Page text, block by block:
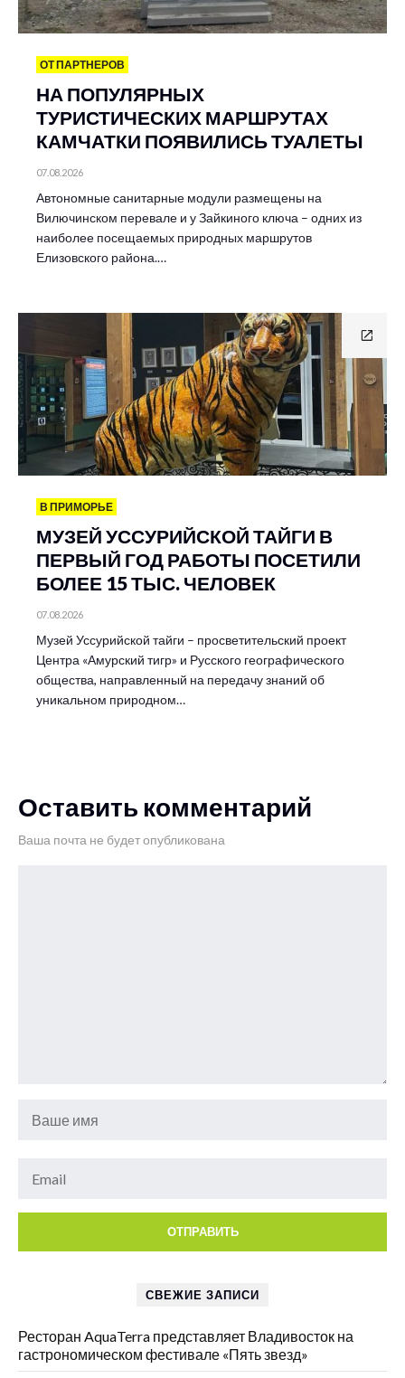
ОТ ПАРТНЕРОВ
НА ПОПУЛЯРНЫХ
ТУРИСТИЧЕСКИХ МАРШРУТАХ
КАМЧАТКИ ПОЯВИЛИСЬ ТУАЛЕТЫ
07.08.2026
Автономные санитарные модули размещены на
Вилючинском перевале и у Зайкиного ключа – одних из
наиболее посещаемых природных маршрутов
Елизовского района.…
В ПРИМОРЬЕ
МУЗЕЙ УССУРИЙСКОЙ ТАЙГИ В
ПЕРВЫЙ ГОД РАБОТЫ ПОСЕТИЛИ
БОЛЕЕ 15 ТЫС. ЧЕЛОВЕК
07.08.2026
Музей Уссурийской тайги – просветительский проект
Центра «Амурский тигр» и Русского географического
общества, направленный на передачу знаний об
уникальном природном…
Оставить комментарий
Ваша почта не будет опубликована
СВЕЖИЕ ЗАПИСИ
Ресторан AquaTerra представляет Владивосток на
гастрономическом фестивале «Пять звезд»